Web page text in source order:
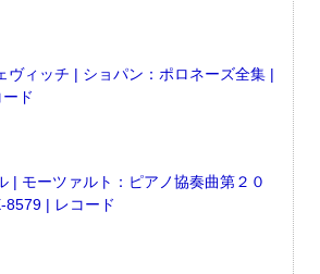
ヴィッチ | ショパン：ポロネーズ全集 |
ド
| モーツァルト：ピアノ協奏曲第２０
8579 | レコード